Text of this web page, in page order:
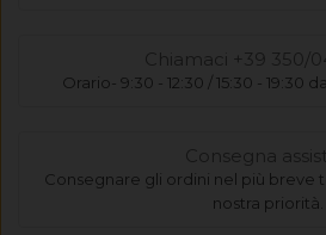
Chiamaci +39 350/
Orario- 9:30 - 12:30 / 15:30 - 19:30
Consegna
Consegnare gli ordini nel più breve
nostra priorità.